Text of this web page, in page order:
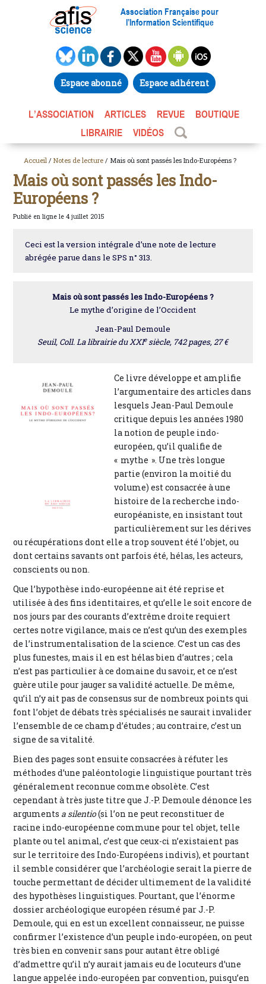
Association Française pour
l’Information Scientifique
Espace abonné Espace adhérent
L’ASSOCIATION ARTICLES REVUE
BOUTIQUE
LIBRAIRIE
VIDÉOS
Accueil / Notes de lecture / Mais où sont passés les Indo-Européens ?
Mais où sont passés les Indo-
Européens ?
Publié en ligne le 4 juillet 2015
Ceci est la version intégrale d’une note de lecture
abrégée parue dans le SPS n° 313.
Mais où sont passés les Indo-Européens ?
Le mythe d’origine de l’Occident
Jean-Paul Demoule
Seuil, Coll. La librairie du XXIesiècle, 742 pages, 27 €
Ce livre développe et amplifie
l’argumentaire des articles dans
lesquels Jean-Paul Demoule
critique depuis les années 1980
la notion de peuple indo-
européen, qu’il qualifie de
« mythe ». Une très longue
partie (environ la moitié du
volume) est consacrée à une
histoire de la recherche indo-
européaniste, en insistant tout
particulièrement sur les dérives
ou récupérations dont elle a trop souvent été l’objet, ou
dont certains savants ont parfois été, hélas, les acteurs,
conscients ou non.
Que l’hypothèse indo-européenne ait été reprise et
utilisée à des fins identitaires, et qu’elle le soit encore de
nos jours par des courants d’extrême droite requiert
certes notre vigilance, mais ce n’est qu’un des exemples
de l’instrumentalisation de la science. C’est un cas des
plus funestes, mais il en est hélas bien d’autres ; cela
n’est pas particulier à ce domaine du savoir, et ce n’est
guère utile pour jauger sa validité actuelle. De même,
qu’il n’y ait pas de consensus sur de nombreux points qui
font l’objet de débats très spécialisés ne saurait invalider
l’ensemble de ce champ d’études ; au contraire, c’est un
signe de sa vitalité.
Bien des pages sont ensuite consacrées à réfuter les
méthodes d’une paléontologie linguistique pourtant très
généralement reconnue comme obsolète. C’est
cependant à très juste titre que J.-P. Demoule dénonce les
arguments a silentio(si l’on ne peut reconstituer de
racine indo-européenne commune pour tel objet, telle
plante ou tel animal, c’est que ceux-ci n’existaient pas
sur le territoire des Indo-Européens indivis), et pourtant
il semble considérer que l’archéologie serait la pierre de
touche permettant de décider ultimement de la validité
des hypothèses linguistiques. Pourtant, que l’énorme
dossier archéologique européen résumé par J.-P.
Demoule, qui en est un excellent connaisseur, ne puisse
confirmer l’existence d’un peuple indo-européen, on peut
très bien en convenir sans pour autant être obligé
d’admettre qu’il n’y aurait jamais eu de locuteurs d’une
langue appelée indo-européen par convention, puisqu’en